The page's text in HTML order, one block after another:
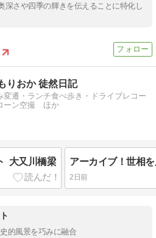
深さや四季の輝きを伝えることに特化し
りおか 徒然日記
変遷・ランチ食べ歩き・ドライブレコー
ーン空撮 ほか
大又川橋梁
2日前
的風景を巧みに融合